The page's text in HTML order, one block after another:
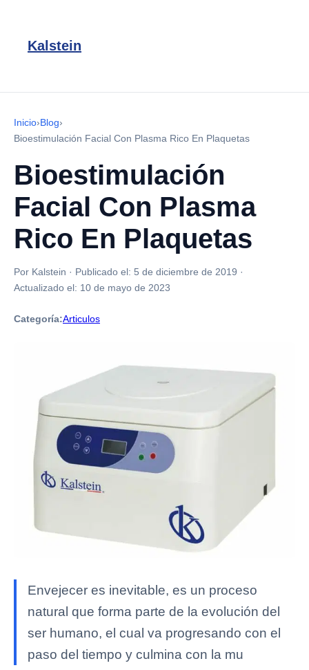
Kalstein
Inicio›Blog›
Bioestimulación Facial Con Plasma Rico En Plaquetas
Bioestimulación
Facial Con Plasma
Rico En Plaquetas
Por Kalstein · Publicado el: 5 de diciembre de 2019 ·
Actualizado el: 10 de mayo de 2023
Categoría:Articulos
Envejecer es inevitable, es un proceso
natural que forma parte de la evolución del
ser humano, el cual va progresando con el
paso del tiempo y culmina con la mu